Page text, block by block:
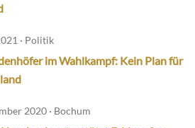
· Politik
im Wahlkampf: Kein Plan für
2020 · Bochum